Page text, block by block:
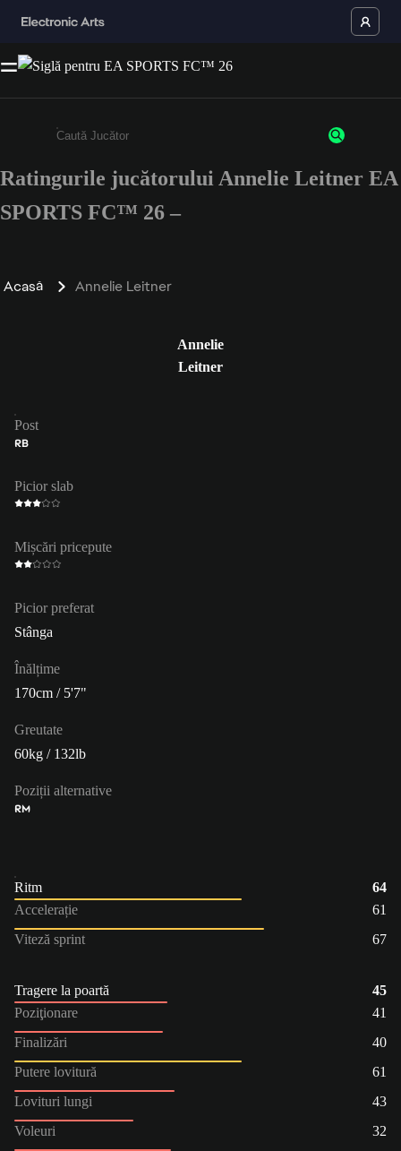
Enter a minimum of 3 characters or numbers
Ratingurile jucătorului Annelie Leitner EA
SPORTS FC™ 26 –
Acasă Annelie Leitner
Annelie
Leitner
Post
RB
Picior slab
Mișcări pricepute
Picior preferat
Stânga
Înălțime
170cm / 5'7"
Greutate
60kg / 132lb
Poziții alternative
RM
Ritm
64
Accelerație
61
Viteză sprint
67
Tragere la poartă
45
Poziţionare
41
Finalizări
40
Putere lovitură
61
Lovituri lungi
43
Voleuri
32